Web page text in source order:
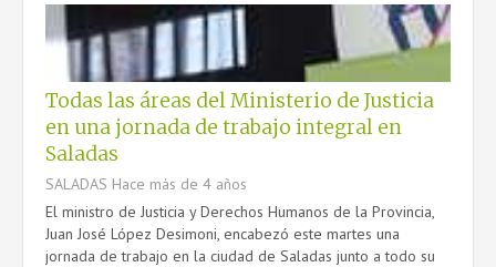
PRENSA
TRÁMITES
CONTACTO
Todas las áreas del Ministerio de Justicia
en una jornada de trabajo integral en
Saladas
SALADAS Hace más de 4 años
El ministro de Justicia y Derechos Humanos de la Provincia,
Juan José López Desimoni, encabezó este martes una
jornada de trabajo en la ciudad de Saladas junto a todo su